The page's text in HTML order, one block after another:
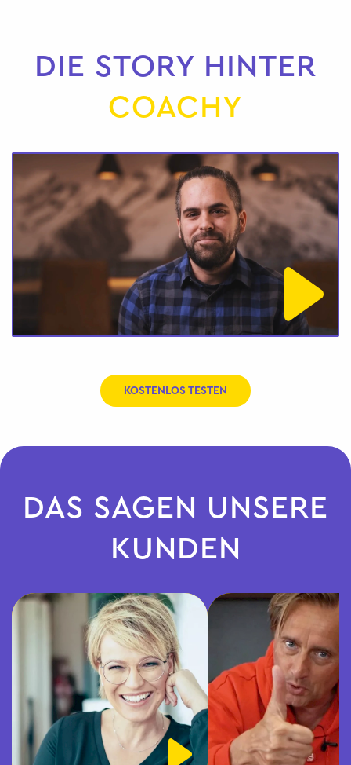
DIE STORY HINTER
COACHY
KOSTENLOS TESTEN
DAS SAGEN UNSERE
KUNDEN